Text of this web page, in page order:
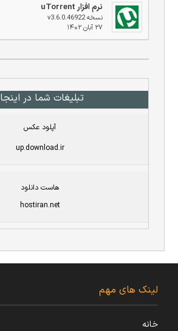
نرم افزار uTorrent
نسخه v3.6.0.46922
۲۷ آبان ۱۴۰۲
تبلیغات شما در اینجا
آپلود عکس
up.download.ir
هاست دانلود
hostiran.net
لینک های مهم
خانه